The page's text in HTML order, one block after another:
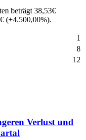
beträgt 38,53€
€ (+4.500,00%).
1
8
12
Verlust und